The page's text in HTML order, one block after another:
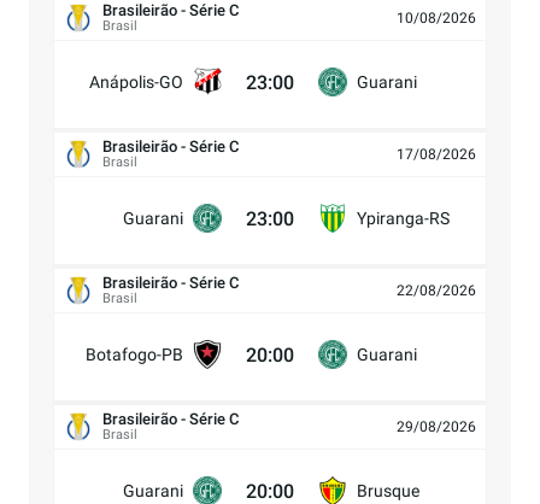
Brasileirão - Série C
Brasil 10/08/2026
Anápolis-GO 23:00 Guarani
Brasileirão - Série C
Brasil 17/08/2026
Guarani 23:00 Ypiranga-RS
Brasileirão - Série C
Brasil 22/08/2026
Botafogo-PB 20:00 Guarani
Brasileirão - Série C
Brasil 29/08/2026
Guarani 20:00 Brusque